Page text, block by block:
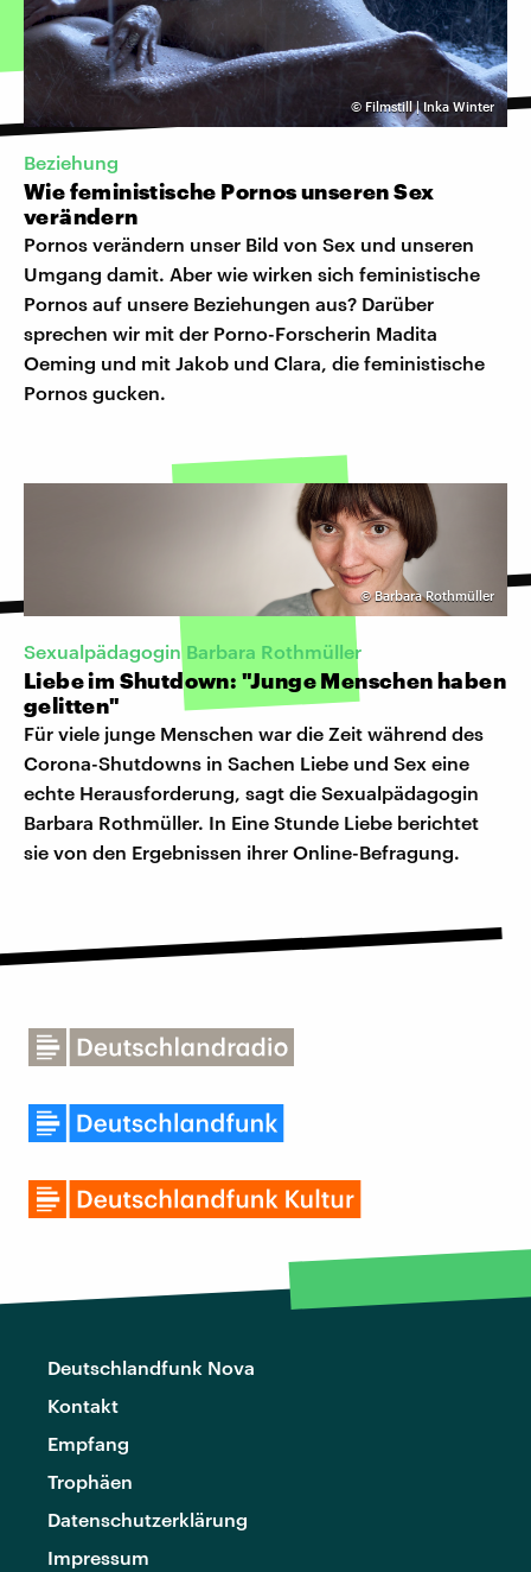
© Filmstill | Inka Winter
Beziehung
Wie feministische Pornos unseren Sex
verändern
Pornos verändern unser Bild von Sex und unseren
Umgang damit. Aber wie wirken sich feministische
Pornos auf unsere Beziehungen aus? Darüber
sprechen wir mit der Porno-Forscherin Madita
Oeming und mit Jakob und Clara, die feministische
Pornos gucken.
©Barbara Rothmüller
Sexualpädagogin Barbara Rothmüller
Liebe im Shutdown: "Junge Menschen haben
gelitten"
Für viele junge Menschen war die Zeit während des
Corona-Shutdowns in Sachen Liebe und Sex eine
echte Herausforderung, sagt die Sexualpädagogin
Barbara Rothmüller. In Eine Stunde Liebe berichtet
sie von den Ergebnissen ihrer Online-Befragung.
Deutschlandfunk Nova
Kontakt
Empfang
Trophäen
Datenschutzerklärung
Impressum